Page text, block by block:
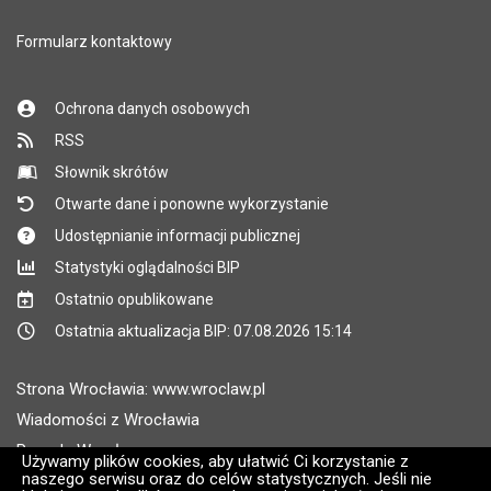
Używamy plików cookies, aby ułatwić Ci korzystanie z
naszego serwisu oraz do celów statystycznych. Jeśli nie
Formularz kontaktowy
Ochrona danych osobowych
RSS
Słownik skrótów
Otwarte dane i ponowne wykorzystanie
Udostępnianie informacji publicznej
Statystyki oglądalności BIP
Ostatnio opublikowane
Ostatnia aktualizacja BIP: 07.08.2026 15:14
Strona Wrocławia: www.wroclaw.pl
Wiadomości z Wrocławia
Pogoda Wrocław
Rozkłady jazdy MPK Wrocław